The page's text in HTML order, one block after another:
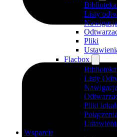
Listy
Pliki
Flacbox
Listy
Nawigacja
Pliki
Połączenia
Wsparcie